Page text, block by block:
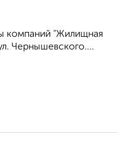
компаний "Жилищная
Чернышевского....